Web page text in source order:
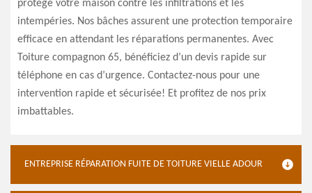
protège votre maison contre les infiltrations et les
intempéries. Nos bâches assurent une protection temporaire
efficace en attendant les réparations permanentes. Avec
Toiture compagnon 65, bénéficiez d’un devis rapide sur
téléphone en cas d’urgence. Contactez-nous pour une
intervention rapide et sécurisée! Et profitez de nos prix
imbattables.
ENTREPRISE RÉPARATION FUITE DE TOITURE VIELLE ADOUR